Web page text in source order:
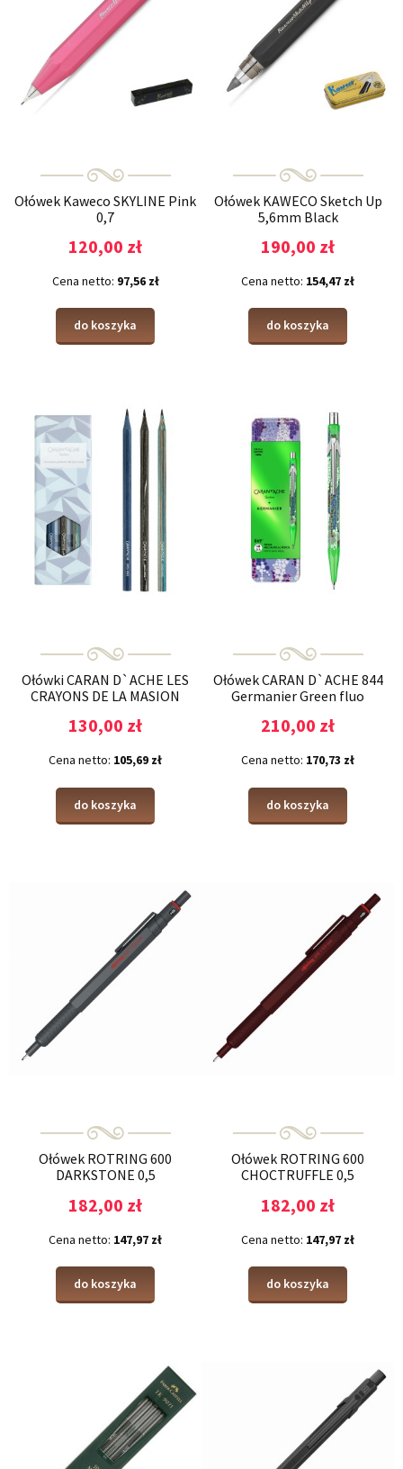
Ołówek Kaweco SKYLINE Pink
0,7
120,00 zł
Cena netto: 97,56 zł
do koszyka
Ołówek KAWECO Sketch Up
5,6mm Black
190,00 zł
Cena netto: 154,47 zł
do koszyka
Ołówki CARAN D`ACHE LES
CRAYONS DE LA MASION
130,00 zł
Cena netto: 105,69 zł
do koszyka
Ołówek CARAN D`ACHE 844
Germanier Green fluo
210,00 zł
Cena netto: 170,73 zł
do koszyka
Ołówek ROTRING 600
DARKSTONE 0,5
182,00 zł
Cena netto: 147,97 zł
do koszyka
Ołówek ROTRING 600
CHOCTRUFFLE 0,5
182,00 zł
Cena netto: 147,97 zł
do koszyka